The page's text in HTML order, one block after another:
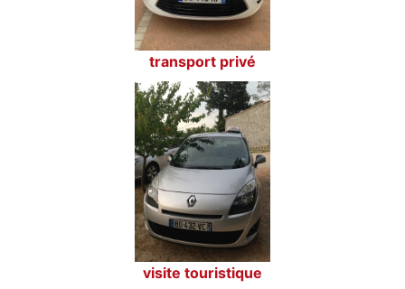
transport privé
visite touristique